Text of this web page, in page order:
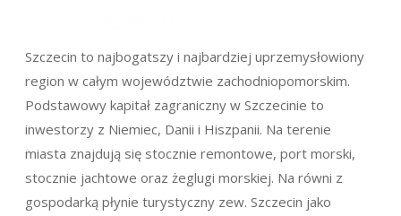
Szczecin to najbogatszy i najbardziej uprzemysłowiony
region w całym województwie zachodniopomorskim.
Podstawowy kapitał zagraniczny w Szczecinie to
inwestorzy z Niemiec, Danii i Hiszpanii. Na terenie
miasta znajdują się stocznie remontowe, port morski,
stocznie jachtowe oraz żeglugi morskiej. Na równi z
gospodarką płynie turystyczny zew. Szczecin jako